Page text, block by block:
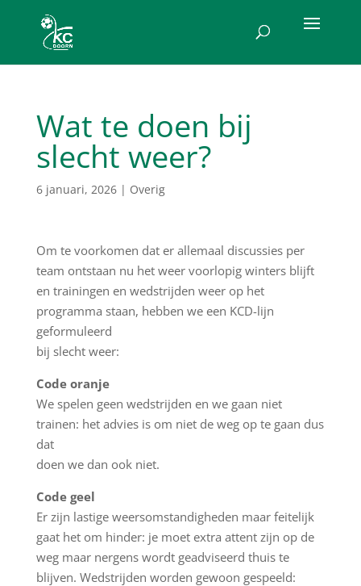
Wat te doen bij
slecht weer?
6 januari, 2026| Overig
Om te voorkomen dat er allemaal discussies per
team ontstaan nu het weer voorlopig winters blijft
en trainingen en wedstrijden weer op het
programma staan, hebben we een KCD-lijn
geformuleerd
bij slecht weer:
Code oranje
We spelen geen wedstrijden en we gaan niet
trainen: het advies is om niet de weg op te gaan dus
dat
doen we dan ook niet.
Code geel
Er zijn lastige weersomstandigheden maar feitelijk
gaat het om hinder: je moet extra attent zijn op de
weg maar nergens wordt geadviseerd thuis te
blijven. Wedstrijden worden gewoon gespeeld: